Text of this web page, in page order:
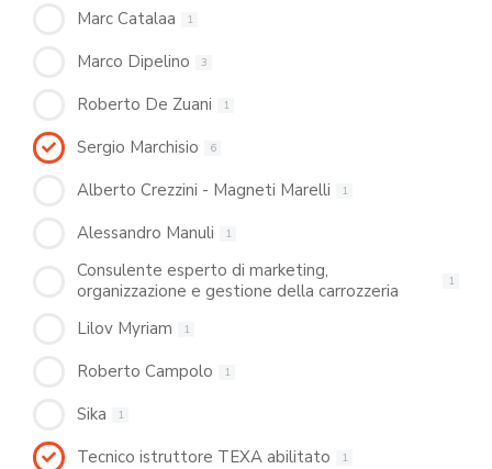
Marc Catalaa 1
Marco Dipelino 3
Roberto De Zuani 1
Sergio Marchisio 6
Alberto Crezzini - Magneti Marelli 1
Alessandro Manuli 1
Consulente esperto di marketing,
organizzazione e gestione della carrozzeria
1
Lilov Myriam 1
Roberto Campolo 1
Sika 1
Tecnico istruttore TEXA abilitato 1